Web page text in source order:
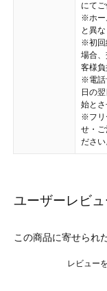
にてご
※ホー
と異な
※初回
場合
客様負
※電話
日の
始とさ
※フリ
せ・
ださい
ユーザーレビュ
この商品に寄せられ
レビュー